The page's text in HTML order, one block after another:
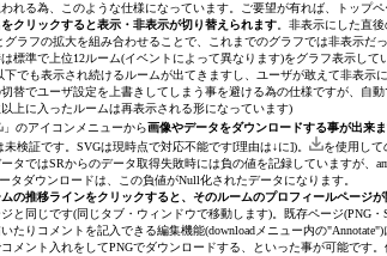
れる為、このような仕様になっています。ご要望が有れば、トップ
クリックすると表示・非表示が切り替えられます。非表示にした直
グラフの拡大を組み合わせることで、これまでのグラフでは非表示
標準で上位12ルーム(イベントによって異なります)をグラフ表示して
下でも表示され続けるルームが出てきますし、ユーザが敢えて非表
替でユーザ設定を上書きしてしまう事を避ける為の仕様ですが、自
上に入ったルームは再表示される形になっています)
」のアイコンメニューから画像やデータをダウンロードする事が出来
検証です。SVGは現時点で対応不能です[理由は↓に])。
を使用して
タではSRからのデータ取得失敗時には負の値を記録していますが、
タダウンロードは、この負値がNull化されたデータになります。
の推移ラインをクリックすると、そのルームのプロフィールページが
と同じです(同じタブ・ウィンドウで移動します)。既存ページ(PNG
たりコメントを記入できる編集機能(downloadメニュー内の
メント入れをしてPNGでダウンロードする、といった事が可能です